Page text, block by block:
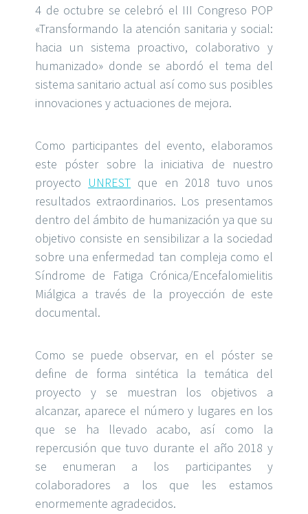
4 de octubre se celebró el III Congreso POP
«Transformando la atención sanitaria y social:
hacia un sistema proactivo, colaborativo y
humanizado» donde se abordó el tema del
sistema sanitario actual así como sus posibles
innovaciones y actuaciones de mejora.
Como participantes del evento, elaboramos
este póster sobre la iniciativa de nuestro
proyecto UNREST que en 2018 tuvo unos
resultados extraordinarios. Los presentamos
dentro del ámbito de humanización ya que su
objetivo consiste en sensibilizar a la sociedad
sobre una enfermedad tan compleja como el
Síndrome de Fatiga Crónica/Encefalomielitis
Miálgica a través de la proyección de este
documental.
Como se puede observar, en el póster se
define de forma sintética la temática del
proyecto y se muestran los objetivos a
alcanzar, aparece el número y lugares en los
que se ha llevado acabo, así como la
repercusión que tuvo durante el año 2018 y
se enumeran a los participantes y
colaboradores a los que les estamos
enormemente agradecidos.